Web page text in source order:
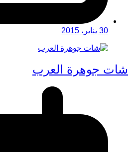
30 يناير، 2015
شات جوهرة العرب